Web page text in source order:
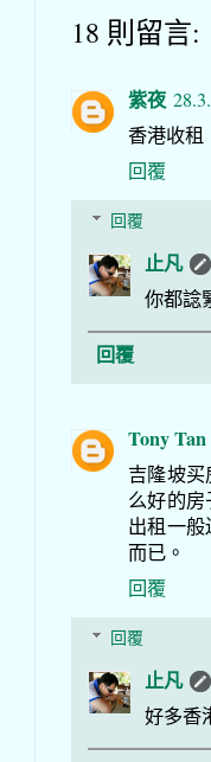
18 則留言:
紫夜
香港收租
回覆
回覆
止凡
你都諗
回覆
Tony Tan
吉隆坡
么好的
出租一
而已。
回覆
回覆
止凡
好多香